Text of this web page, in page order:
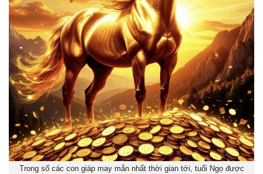
Trong số các con giáp may mắn nhất thời gian tới, tuổi Ngọ được